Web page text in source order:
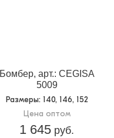
Бомбер, арт.: CEGISA
5009
Размеры: 140, 146, 152
Цена оптом
1 645 руб.